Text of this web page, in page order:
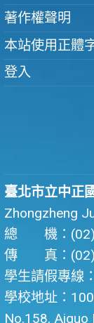
著作權聲明
本站使用正體
登入
臺北市立中正
Zhongzheng
總 機：(02)
傳 真：(02)
學生請假專線
學校地址：
No.158, Aiguo